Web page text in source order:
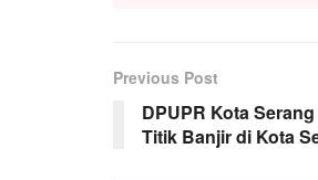
Previous Post
DPUPR Kota
Titik Banjir di Kota